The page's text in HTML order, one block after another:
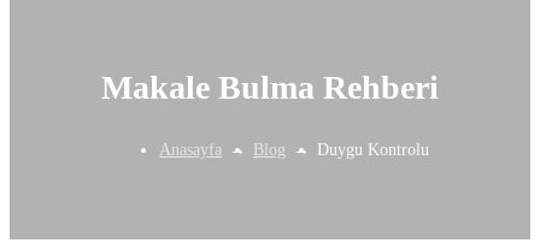
Makale Bulma Rehberi
Anasayfa Blog Duygu Kontrolu